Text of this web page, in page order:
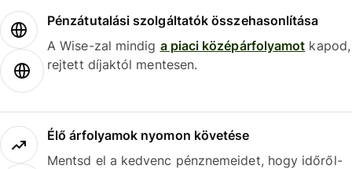
Pénzátutalási szolgáltatók összehasonlítása
A Wise-zal mindig a piaci középárfolyamot kapod,
rejtett díjaktól mentesen.
Élő árfolyamok nyomon követése
Mentsd el a kedvenc pénznemeidet, hogy időről-